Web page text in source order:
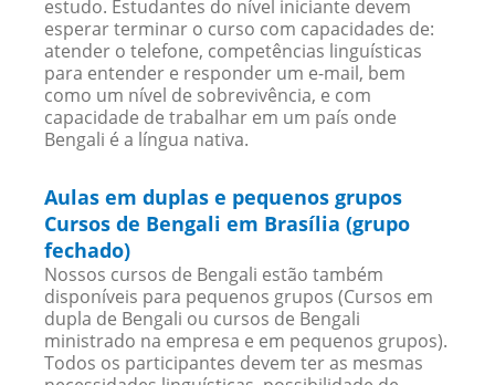
estudo. Estudantes do nível iniciante devem
esperar terminar o curso com capacidades de:
atender o telefone, competências linguísticas
para entender e responder um e-mail, bem
como um nível de sobrevivência, e com
capacidade de trabalhar em um país onde
Bengali é a língua nativa.
Aulas em duplas e pequenos grupos
Cursos de Bengali em Brasília (grupo
fechado)
Nossos cursos de Bengali estão também
disponíveis para pequenos grupos (Cursos em
dupla de Bengali ou cursos de Bengali
ministrado na empresa e em pequenos grupos).
Todos os participantes devem ter as mesmas